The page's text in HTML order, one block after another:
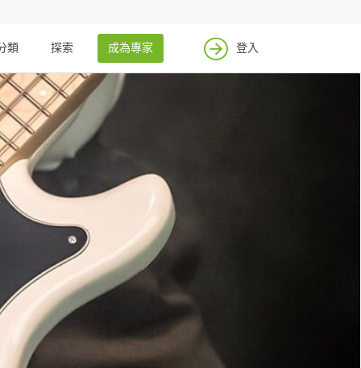
類 探索 成為專家 登入